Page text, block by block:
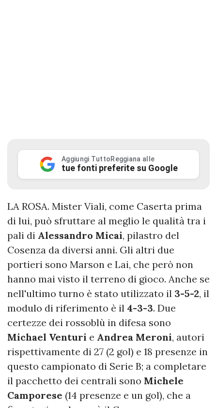
Aggiungi TuttoReggiana alle
tue fonti preferite su Google
LA ROSA. Mister Viali, come Caserta prima
di lui, può sfruttare al meglio le qualità tra i
pali di Alessandro Micai, pilastro del
Cosenza da diversi anni. Gli altri due
portieri sono Marson e Lai, che però non
hanno mai visto il terreno di gioco. Anche se
nell'ultimo turno è stato utilizzato il 3-5-2, il
modulo di riferimento è il 4-3-3. Due
certezze dei rossoblù in difesa sono
Michael Venturi e Andrea Meroni, autori
rispettivamente di 27 (2 gol) e 18 presenze in
questo campionato di Serie B; a completare
il pacchetto dei centrali sono Michele
Camporese (14 presenze e un gol), che a